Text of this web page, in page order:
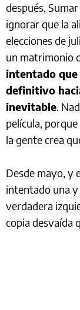
después,
ignorar que la
elecciones de
un matrimonio
intentado que
definitivo
inevitable.
película,
la gente crea
Desde mayo, y
intentado una
verdadera
copia desvaída